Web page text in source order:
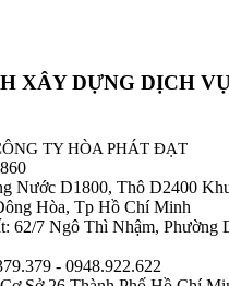
XÂY DỰNG DỊCH
TY HÒA PHÁT ĐẠT
Nước D1800, Thô D2400
Hòa, Tp Hồ Chí Minh
62/7 Ngô Thì Nhậm, Phường
- 0948.922.622